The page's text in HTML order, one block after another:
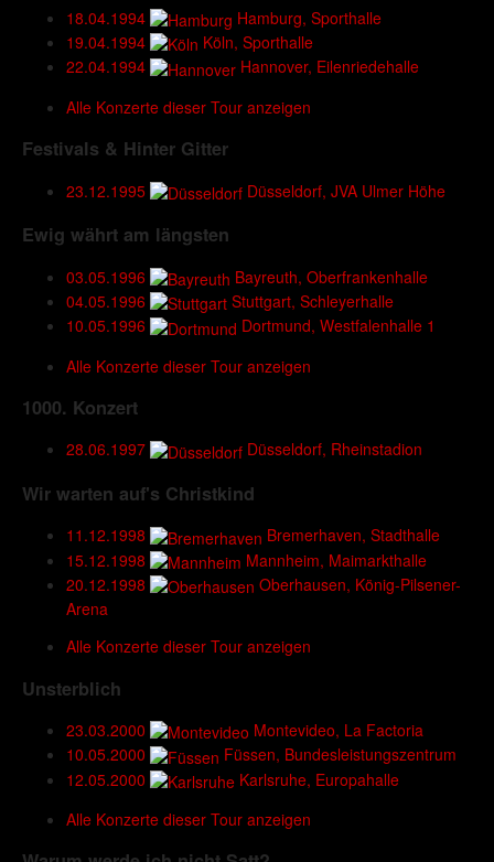
18.04.1994
Hamburg, Sporthalle
19.04.1994
Köln, Sporthalle
22.04.1994
Hannover, Eilenriedehalle
Alle Konzerte dieser Tour anzeigen
Festivals & Hinter Gitter
23.12.1995 Düsseldorf, JVA Ulmer Höhe
Ewig währt am längsten
03.05.1996
Bayreuth, Oberfrankenhalle
04.05.1996
Stuttgart, Schleyerhalle
10.05.1996
Dortmund, Westfalenhalle 1
Alle Konzerte dieser Tour anzeigen
1000. Konzert
28.06.1997 Düsseldorf, Rheinstadion
Wir warten auf's Christkind
11.12.1998
Bremerhaven, Stadthalle
15.12.1998
Mannheim, Maimarkthalle
20.12.1998
Oberhausen, König-Pilsener-
Arena
Alle Konzerte dieser Tour anzeigen
Unsterblich
23.03.2000
Montevideo, La Factoria
10.05.2000
Füssen, Bundesleistungszentrum
12.05.2000
Karlsruhe, Europahalle
Alle Konzerte dieser Tour anzeigen